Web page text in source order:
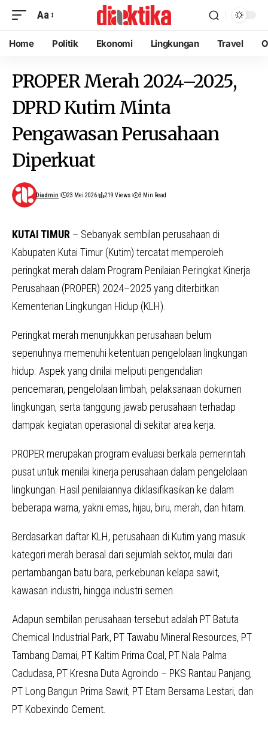
Aa
Home Politik Ekonomi Lingkungan Travel
PROPER Merah 2024–2025,
DPRD Kutim Minta
Pengawasan Perusahaan
Diperkuat
Diadmin 23 Mei 2026 219 Views 3 Min Read
KUTAI TIMUR – Sebanyak sembilan perusahaan di
Kabupaten Kutai Timur (Kutim) tercatat memperoleh
peringkat merah dalam Program Penilaian Peringkat Kinerja
Perusahaan (PROPER) 2024–2025 yang diterbitkan
Kementerian Lingkungan Hidup (KLH).
Peringkat merah menunjukkan perusahaan belum
sepenuhnya memenuhi ketentuan pengelolaan lingkungan
hidup. Aspek yang dinilai meliputi pengendalian
pencemaran, pengelolaan limbah, pelaksanaan dokumen
lingkungan, serta tanggung jawab perusahaan terhadap
dampak kegiatan operasional di sekitar area kerja.
PROPER merupakan program evaluasi berkala pemerintah
pusat untuk menilai kinerja perusahaan dalam pengelolaan
lingkungan. Hasil penilaiannya diklasifikasikan ke dalam
beberapa warna, yakni emas, hijau, biru, merah, dan hitam.
Berdasarkan daftar KLH, perusahaan di Kutim yang masuk
kategori merah berasal dari sejumlah sektor, mulai dari
pertambangan batu bara, perkebunan kelapa sawit,
kawasan industri, hingga industri semen.
Adapun sembilan perusahaan tersebut adalah PT Batuta
Chemical Industrial Park, PT Tawabu Mineral Resources, PT
Tambang Damai, PT Kaltim Prima Coal, PT Nala Palma
Cadudasa, PT Kresna Duta Agroindo – PKS Rantau Panjang,
PT Long Bangun Prima Sawit, PT Etam Bersama Lestari, dan
PT Kobexindo Cement.